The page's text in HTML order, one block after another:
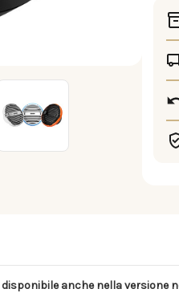
disponibile anche nella versione